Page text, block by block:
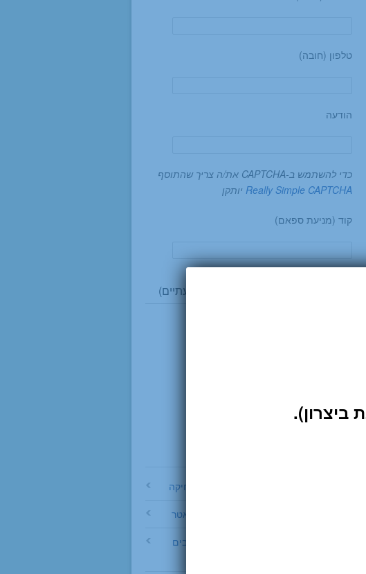
טלפון (חובה)
הודעה
כדי להשתמש ב-CAPTCHA את/ה צריך שהתוסף
Really Simple CAPTCHA יותקן
קוד (מניעת ספאם)
כאבי ברכיים אצל מתבגרים – אוסגוד שלאטר
דורבן בעקב – דברים שכדאי לדעת על כאבים